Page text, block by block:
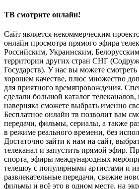
ТВ смотрите онлайн!
Сайт является некоммерческим
онлайн просмотра прямого эфира
Российским, Украинским,
территории других стран СНГ
Государств). У нас вы можете
хорошем качестве, плюс множество
для приятного времяпровождения.
сделали большой каталог
наверняка сможете выбрать именно
Бесплатное онлайн тв позволит вам
передачи, фильмы, сериалы, а также
в режиме реального времени, без
Достаточно зайти к нам на сайт,
телеканал и запустить прямой эфир.
спорта, эфиры международных
телешоу с популярными артистами и
развлекательные передачи, свежие
фильмы и всё это в одном месте, на